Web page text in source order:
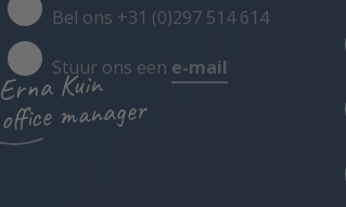
Erna Kuin
office manager
Bel ons +31 (0)297 514 614
Stuur ons een e-mail